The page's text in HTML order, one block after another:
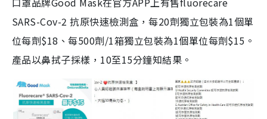
SARS-Cov-2 抗原快速檢測盒，每20劑獨立包裝為1個單
位每劑$18、每500劑/1箱獨立包裝為1個單位每劑$15。
產品以鼻拭子採樣，10至15分鐘知結果。